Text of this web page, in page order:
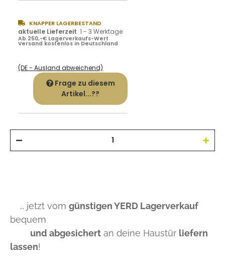
KNAPPER LAGERBESTAND
aktuelle Lieferzeit: 1 - 3 Werktage
Ab 250,-€ Lagerverkaufs-Wert
Versand kostenlos in Deutschland
(DE - Ausland abweichend)
Frage zu diesem
Artikel...??
... jetzt vom günstigen YERD Lagerverkauf
bequem
und abgesichert an deine Haustür liefern
lassen!